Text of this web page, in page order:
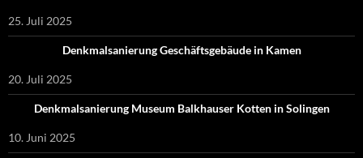
25. Juli 2025
Denkmalsanierung Geschäftsgebäude in Kamen
20. Juli 2025
Denkmalsanierung Museum Balkhauser Kotten in Solingen
10. Juni 2025